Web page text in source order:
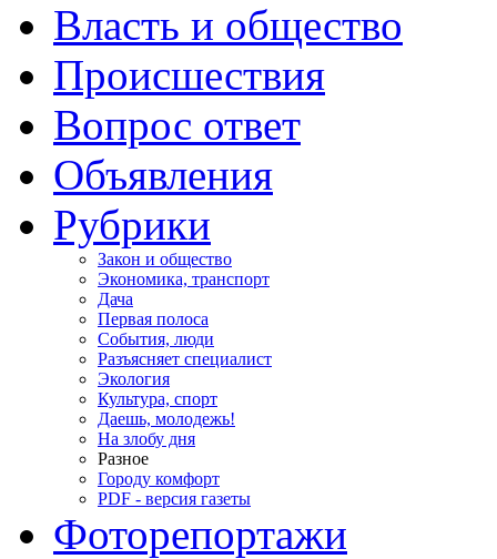
Власть и общество
Происшествия
Вопрос ответ
Объявления
Рубрики
Закон и общество
Экономика, транспорт
Дача
Первая полоса
События, люди
Разъясняет специалист
Экология
Культура, спорт
Даешь, молодежь!
На злобу дня
Разное
Городу комфорт
PDF - версия газеты
Фоторепортажи